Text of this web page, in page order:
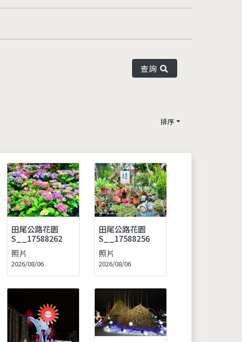
查詢
排序
田尾公路花園
S__17588262
照片
2026/08/06
田尾公路花園
S__17588256
照片
2026/08/06